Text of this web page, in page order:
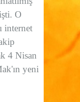
O
internet
4 Nisan
yeni